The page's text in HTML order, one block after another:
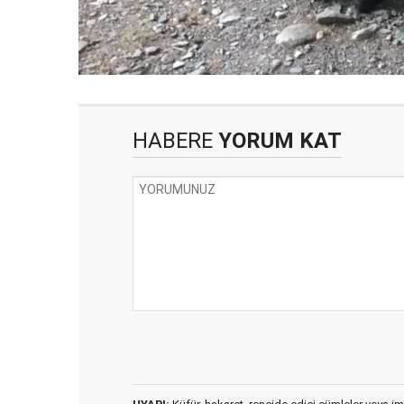
HABERE YORUM KAT